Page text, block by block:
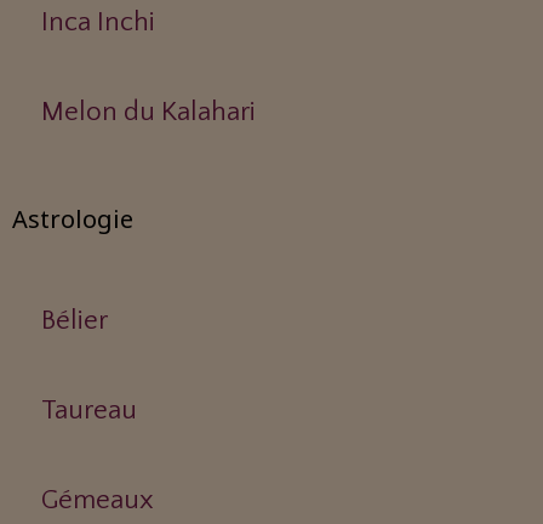
Inca Inchi
Melon du Kalahari
Astrologie
Bélier
Taureau
Gémeaux